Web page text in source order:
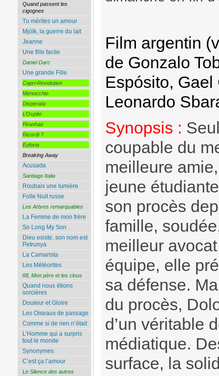
Film argentin
de Gonzalo
Espósito,
Leonardo
Synopsis :
coupable du
meilleure
jeune
son procès
famille,
meilleur
équipe, elle
sa défense.
du procès,
d’un véritable
médiatique.
surface, la
Quand passent les
cigognes
Tu mérites un amour
Mjólk, la guerre du lait
Jeanne
Une fille facile
Daniel Darc
Une grande Fille
Capri-Revolution
Menocchio
Disperata
L’Ospite
Piranhas
Ricordi ?
Euforia
Breaking Away
Acusada
Santiago Italia
Roubaix une lumière
Folle Nuit russe
Les Arbres remarquables
La Femme de mon frère
So Long My Son
Dieu existe, son nom est
Petrunya
La Camarista
Les Météorites
68, Mon père et les clous
Quand nous étions
sorcières
Douleur et Gloire
Les Oiseaux de passage
Comme si de rien n’était
L’Homme qui a surpris
tout le monde
Synonymes
C’est ça l’amour
Le Silence des autres